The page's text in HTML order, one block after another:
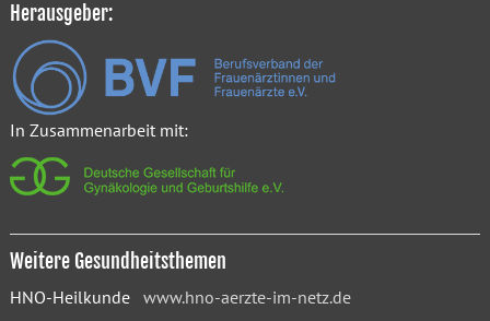
Herausgeber:
In Zusammenarbeit mit:
Weitere Gesundheitsthemen
HNO-Heilkunde www.hno-aerzte-im-netz.de